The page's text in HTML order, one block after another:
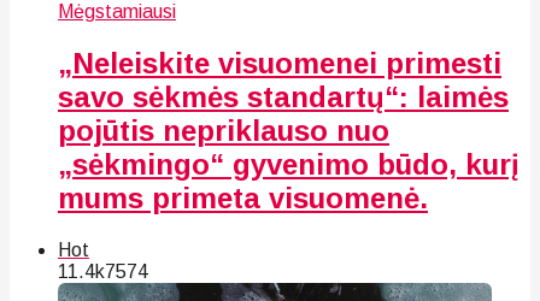
Mėgstamiausi
„Neleiskite visuomenei primesti
savo sėkmės standartų“: laimės
pojūtis nepriklauso nuo
„sėkmingo“ gyvenimo būdo, kurį
mums primeta visuomenė.
Hot
11.4k7574